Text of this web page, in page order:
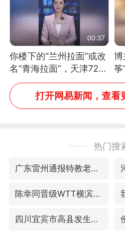
00:37
你楼下的“兰州拉面”或改
名“青海拉面”，天津72家
面馆已集体更换招牌
博
筝
像
吗
打开网易新闻，查看
热门搜
广东雷州通报特教老师招聘违规事件
陈幸同晋级WTT横滨冠军赛8强
四川宜宾市高县发生4.9级地震